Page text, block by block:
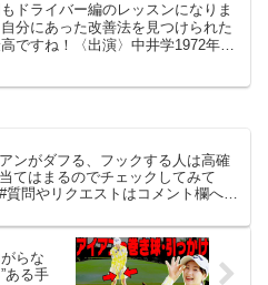
ドライバー編のレッスンになりま
分にあった改善法を見つけられた
ですね！〈出演〉中井学1972年生
ンがダフる、フックする人は高確
てはまるのでチェックしてみて
問やリクエストはコメント欄へど
らな
ある手